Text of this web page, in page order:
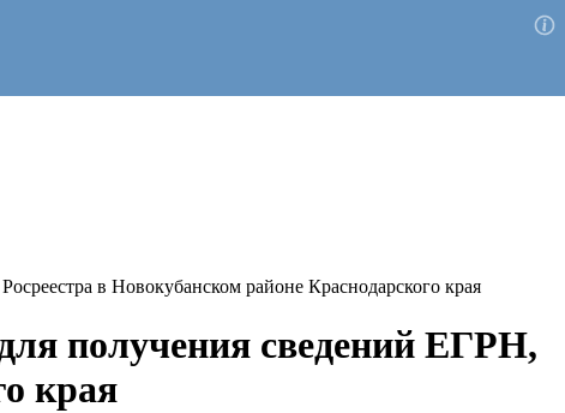
в Новокубанском районе Краснодарского края
получения сведений ЕГРН,
края